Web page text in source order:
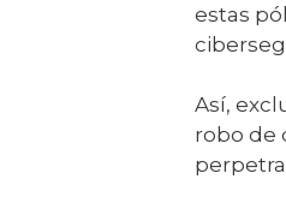
estas
Así,
robo de